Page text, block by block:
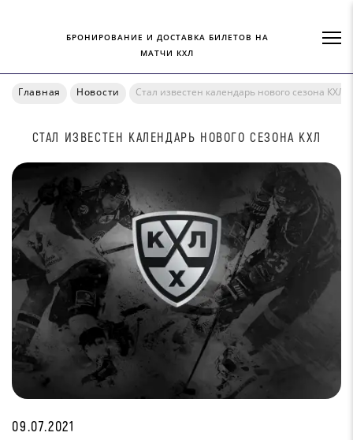
БРОНИРОВАНИЕ И ДОСТАВКА БИЛЕТОВ НА
МАТЧИ КХЛ
Главная Новости Стал известен календарь нового сезона КХЛ
СТАЛ ИЗВЕСТЕН КАЛЕНДАРЬ НОВОГО СЕЗОНА КХЛ
09.07.2021